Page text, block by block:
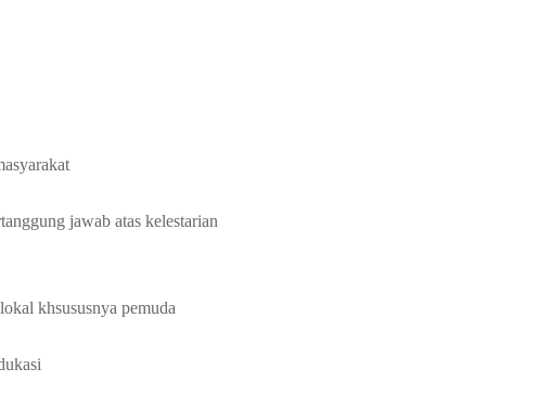
jawab atas kelestarian
khsususnya pemuda